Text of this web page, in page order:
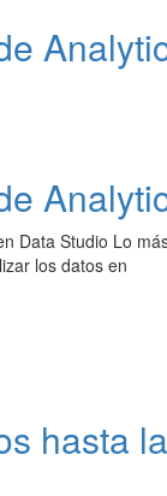
Data Studio Lo
los datos en
hasta